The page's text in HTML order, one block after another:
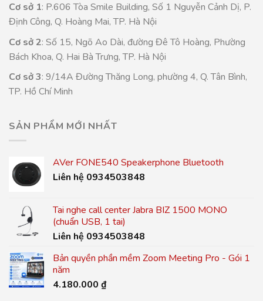
Cơ sở 1: P.606 Tòa Smile Building, Số 1 Nguyễn Cảnh Dị, P.
Định Công, Q. Hoàng Mai, TP. Hà Nội
Cơ sở 2: Số 15, Ngõ Ao Dài, đường Đê Tô Hoàng, Phường
Bách Khoa, Q. Hai Bà Trưng, TP. Hà Nội
Cơ sở 3: 9/14A Đường Thăng Long, phường 4, Q. Tân Bình,
TP. Hồ Chí Minh
SẢN PHẨM MỚI NHẤT
AVer FONE540 Speakerphone Bluetooth
Liên hệ 0934503848
Tai nghe call center Jabra BIZ 1500 MONO
(chuẩn USB, 1 tai)
Liên hệ 0934503848
Bản quyền phần mềm Zoom Meeting Pro - Gói 1
năm
4.180.000 ₫